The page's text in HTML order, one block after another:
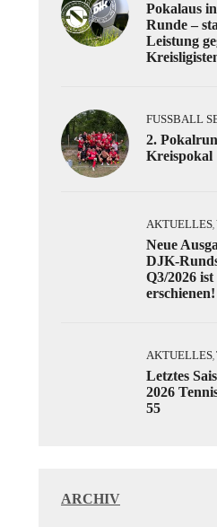
Pokalaus
Runde –
Leistung
FUSSBALL
2.
Kreispokal
AKTUELLES,
Neue
DJK-
Q3/2026 ist
erschienen!
AKTUELLES,
Letztes
2026
55
ARCHIV